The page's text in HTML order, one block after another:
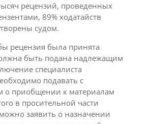
рецензий, проведенных
89% ходатайств
судом.
рецензия была принята
быть подана надлежащим
специалиста
подавать с
о приобщении к материалам
в просительной части
заявить о назначении